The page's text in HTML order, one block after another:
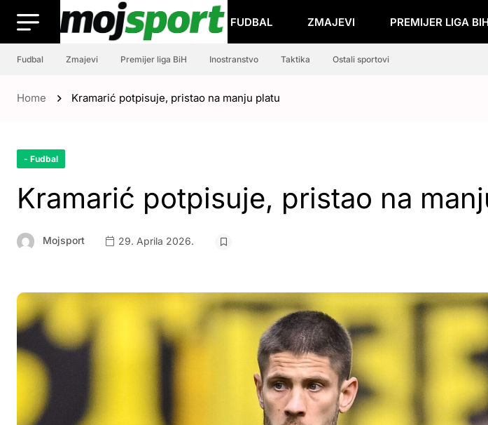
FUDBAL ZMAJEVI PREMIJER LIGA
Fudbal Zmajevi Premijer liga BiH Inostranstvo Taktika Ostali sportovi
Home Kramarić potpisuje, pristao na manju platu
- Fudbal
Kramarić potpisuje, pristao na
Mojsport 29. Aprila 2026.